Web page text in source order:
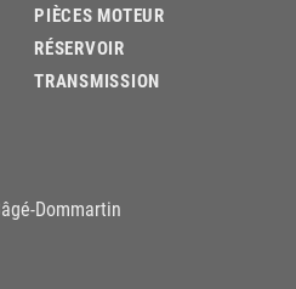
PIÈCES MOTEUR
RÉSERVOIR
TRANSMISSION
Dommartin